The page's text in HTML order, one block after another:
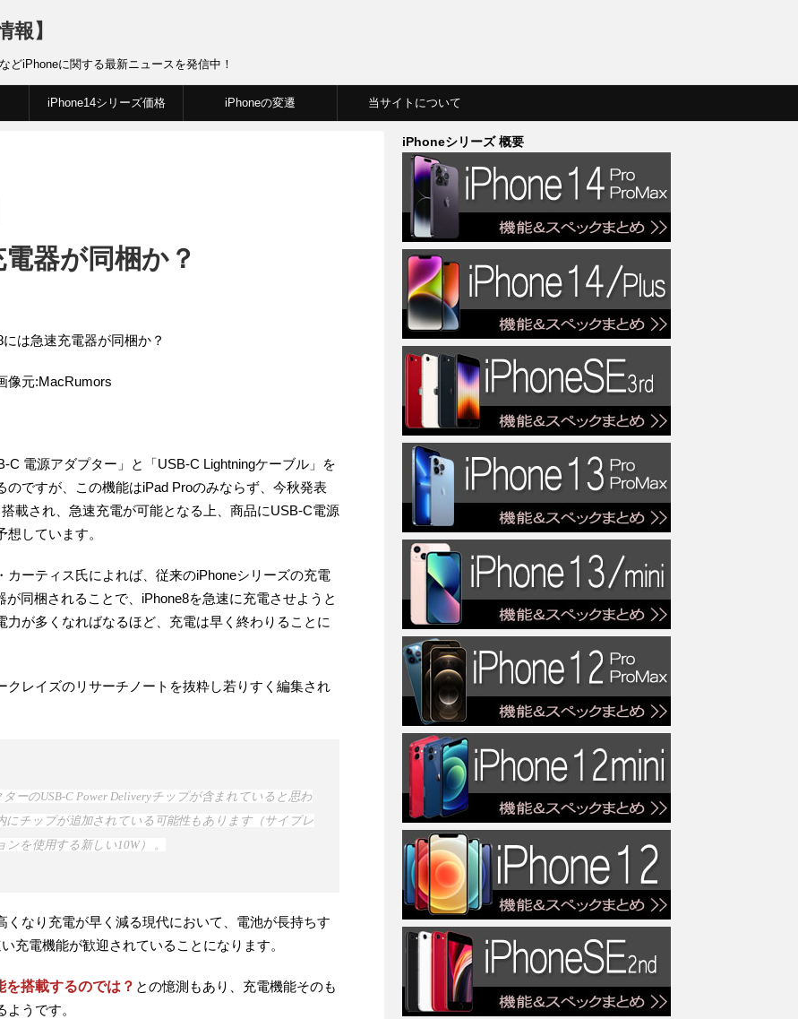
】
どiPhoneに関する最新ニュースを発信中！
iPhone14シリーズ価格 iPhoneの変遷 当サイトについて
器が同梱か？
像元:MacRumors
C 電源アダプター」と「USB-C Lightningケーブル」を
ですが、この機能はiPad Proのみならず、今秋発表
載され、急速充電が可能となる上、商品にUSB-C電源
しています。
ーティス氏によれば、従来のiPhoneシリーズの充電
同梱されることで、iPhone8を急速に充電させようと
が多くなればなるほど、充電は早く終わりることに
クレイズのリサーチノートを抜粋し若りすく編集され
ーのUSB-C Power Deliveryチップが含まれていると思わ
チップが追加されている可能性もあります（サイプレ
を使用する新しい10W） 。
くなり充電が早く減る現代において、電池が長持ちす
充電機能が歓迎されていることになります。
搭載するのでは？ との憶測もあり、充電機能そのも
うです。
iPhoneシリーズ 概要